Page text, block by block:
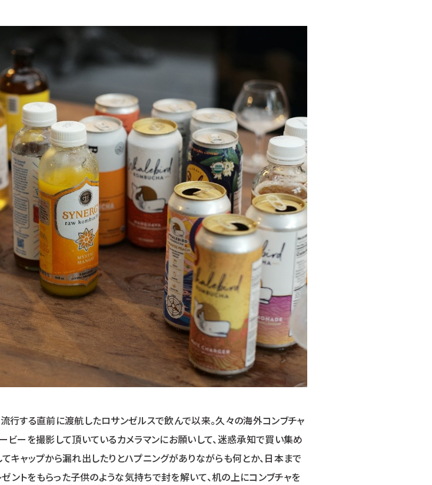
行する直前に渡航したロサンゼルスで飲んで以来。久々の海外コンブチャ
ビーを撮影して頂いているカメラマンにお願いして、迷惑承知で買い集め
キャップから漏れ出したりとハプニングがありながらも何とか、日本まで
ントをもらった子供のような気持ちで封を解いて、机の上にコンブチャを